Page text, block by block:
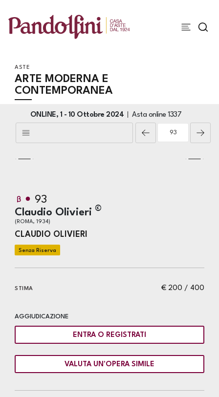
ASTE
ARTE MODERNA E
CONTEMPORANEA
ONLINE, 1 - 10 Ottobre 2024 Asta online1337
93
Claudio Olivieri ©
(ROMA, 1934)
CLAUDIO OLIVIERI
€ 200 / 400
STIMA
AGGIUDICAZIONE
ENTRA O REGISTRATI
VALUTA UN'OPERA SIMILE